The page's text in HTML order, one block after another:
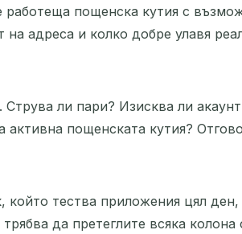
пощенска кутия с
адреса и колко добре улавя
ли пари? Изисква ли
пощенската кутия?
който тества приложения цял
да претеглите всяка